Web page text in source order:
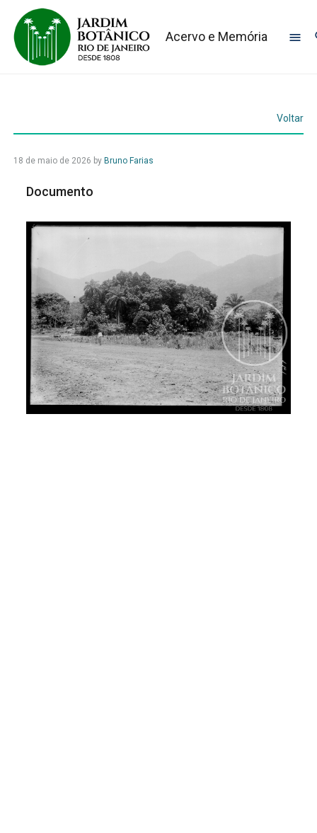
Acervo e Memória
Voltar
18 de maio de 2026 by Bruno Farias
Documento